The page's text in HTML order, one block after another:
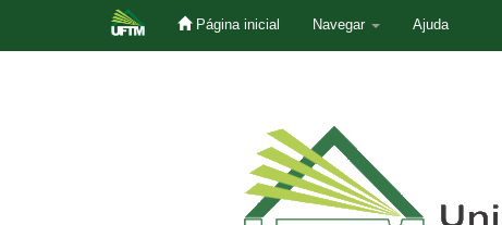
Página inicial Navegar Ajuda